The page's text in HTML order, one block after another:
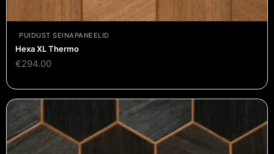
PUIDUST SEINAPANEELID
Hexa XL Thermo
€294.00